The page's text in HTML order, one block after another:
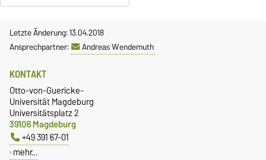
Letzte Änderung: 13.04.2018
Ansprechpartner:
Andreas Wendemuth
KONTAKT
Otto-von-Guericke-
Universität Magdeburg
Universitätsplatz 2
39106 Magdeburg
+49 391 67-01
mehr…